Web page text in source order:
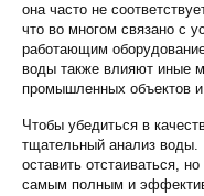
она часто не
что во многом связано с
работающим
воды также влияют иные
промышленных объектов
Чтобы убедиться в
тщательный анализ воды.
оставить отстаиваться,
самым полным и